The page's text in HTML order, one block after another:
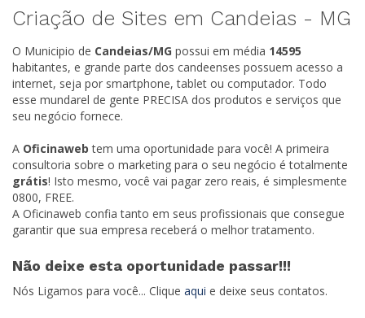
Criação de Sites em Candeias - MG
O Municipio de Candeias/MG possui em média 14595
habitantes, e grande parte dos candeenses possuem acesso a
internet, seja por smartphone, tablet ou computador. Todo
esse mundarel de gente PRECISA dos produtos e serviços que
seu negócio fornece.
A Oficinaweb tem uma oportunidade para você! A primeira
consultoria sobre o marketing para o seu negócio é totalmente
grátis! Isto mesmo, você vai pagar zero reais, é simplesmente
0800, FREE.
A Oficinaweb confia tanto em seus profissionais que consegue
garantir que sua empresa receberá o melhor tratamento.
Não deixe esta oportunidade passar!!!
Nós Ligamos para você... Clique aqui e deixe seus contatos.